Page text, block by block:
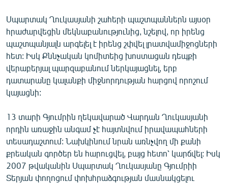
Սպարտակ Ղուկասյանի շահերի պաշտպաններն այսօր
հրաժարվեցին մեկնաբանությունից, նշելով, որ իրենց
պաշտպանյալն արգելել է իրենց շփվել լրատվամիջոցների
հետ: Իսկ Քննչական կոմիտեից խոստացան դեպքի
վերաբերյալ պարզաբանում ներկայացնել, երբ
դատարանը կալանքի միջնորդության հարցով որոշում
կայացնի:
13 տարի Գյումրին ղեկավարած Վարդան Ղուկասյանի
որդին առաջին անգամ չէ հայտնվում իրավապահների
տեսադաշտում: Նախկինում նրան առնչվող մի քանի
քրեական գործեր են հարուցվել, բայց հետո՝ կարճվել: Իսկ
2007 թվականին Սպարտակ Ղուկասյանը Գյումրիի
Տերյան փողոցում փոխհրաձգության մասնակցելու